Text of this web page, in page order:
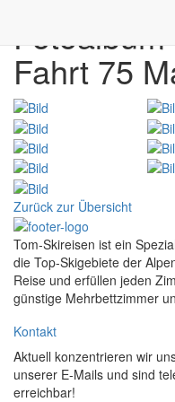
Fahrt 75
Zurück zur Übersicht
Tom-Skireisen ist ein
die Top-Skigebiete der
Reise und erfüllen jeden
günstige Mehrbettzimmer
Kontakt
Aktuell konzentrieren wir
unserer E-Mails und sind
erreichbar!